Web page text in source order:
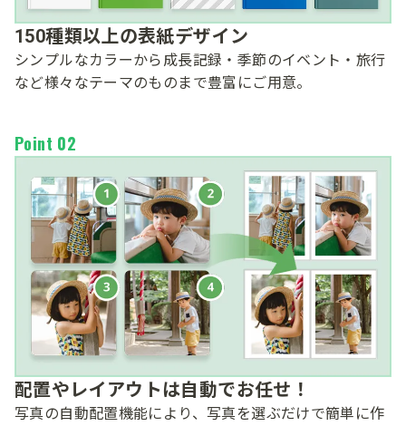
150種類以上の表紙デザイン
シンプルなカラーから成長記録・季節のイベント・旅行
など様々なテーマのものまで豊富にご用意。
Point 02
配置やレイアウトは自動でお任せ！
写真の​自動配置機能に​より、​写真を​選ぶだけで​簡単に​作